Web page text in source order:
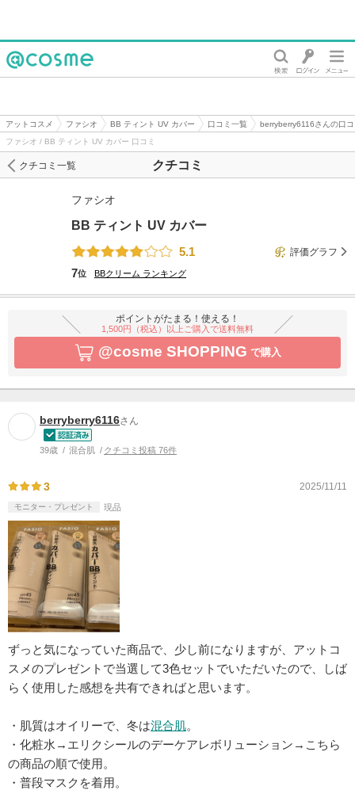
アットコスメ ファシオ BB ティント UV カバー 口コミ一覧
berryberry6116さんの口
ファシオ / BB ティント UV カバー 口コミ
クチコミ
クチコミ一覧
ファシオ
BB ティント UV カバー
5.1
評価グラフ
7位 BBクリーム ランキング
ポイントがたまる！使える！
1,500円（税込）以上ご購入で送料無料
@cosme SHOPPING で購入
berryberry6116さん
39歳 混合肌 クチコミ投稿 76件
3 2025/11/11
モニター・プレゼント 現品
ずっと気になっていた商品で、少し前になりますが、アットコ
スメのプレゼントで当選して3色セットでいただいたので、しば
らく使用した感想を共有できればと思います。
・肌質はオイリーで、冬は混合肌。
・化粧水→エリクシールのデーケアレボリューション→こちら
の商品の順で使用。
・普段マスクを着用。